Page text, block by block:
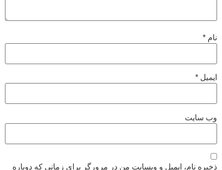
نام *
ایمیل *
وب‌ سایت
ذخیره نام، ایمیل و وبسایت من در مرورگر برای زمانی که دوباره